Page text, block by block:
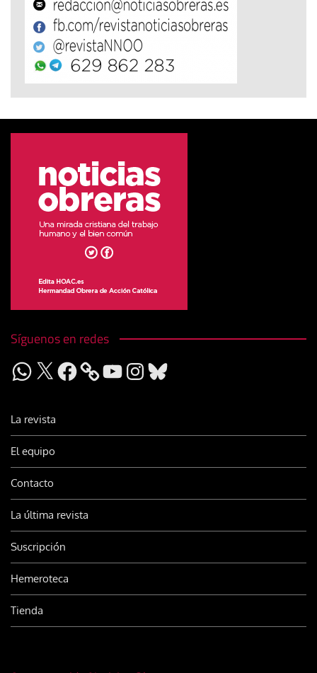
Síguenos en redes
WhatsApp
X Facebook YouTubeInstagram
Bluesky
La revista
El equipo
Contacto
La última revista
Suscripción
Hemeroteca
Tienda